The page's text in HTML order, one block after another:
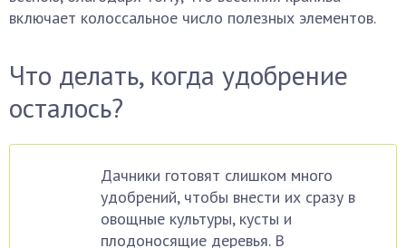
включает колоссальное число полезных элементов.
Что делать, когда удобрение
осталось?
Дачники готовят слишком много
удобрений, чтобы внести их сразу в
овощные культуры, кусты и
плодоносящие деревья. В